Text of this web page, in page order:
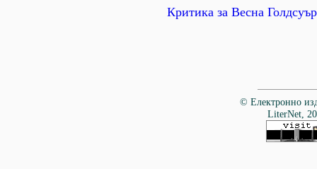
Критика за Весна
© Електронно
LiterNet,